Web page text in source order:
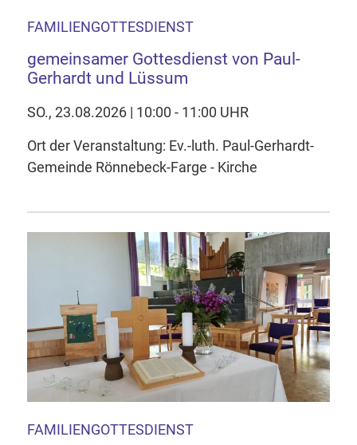
FAMILIENGOTTESDIENST
gemeinsamer Gottesdienst von Paul-
Gerhardt und Lüssum
SO., 23.08.2026 | 10:00 - 11:00 UHR
Ort der Veranstaltung: Ev.-luth. Paul-Gerhardt-
Gemeinde Rönnebeck-Farge - Kirche
FAMILIENGOTTESDIENST